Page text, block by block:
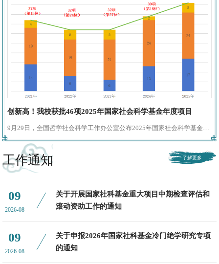
创新高！我校获批46项2025年国家社会科学基金年度项目
9月29日，全国哲学社会科学工作办公室公布2025年国家社会科学基金年
度项目立项名单，暨南大学获批46项，项目获批量创历史新高，立项数位
列全国第13位，较去年提高了5位，居“双一流”建设高校前列。2025年国
大学593厦门大学534山东大学515安徽大学506南京大学507武汉大学508
中国人民大学509上海交通大学4910四川大学4811复旦大学4712浙江大学
开大学4218湖南师范大学4119吉林大学4120湖南大学39从项目类别来
工作通知
09
2026-08
关于开展国家社科基金重大项目中期检查评估和
滚动资助工作的通知
09
2026-08
关于申报2026年国家社科基金冷门绝学研究专项
的通知